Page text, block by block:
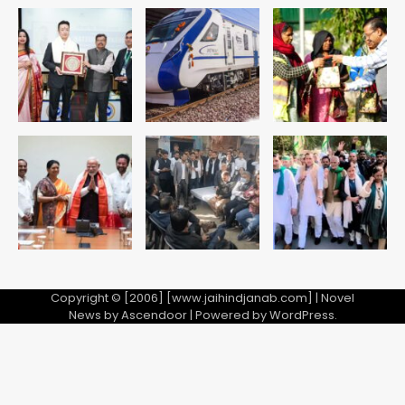
Copyright © [2006] [www.jaihindjanab.com] | Novel
News byAscendoor| Powered byWordPress.